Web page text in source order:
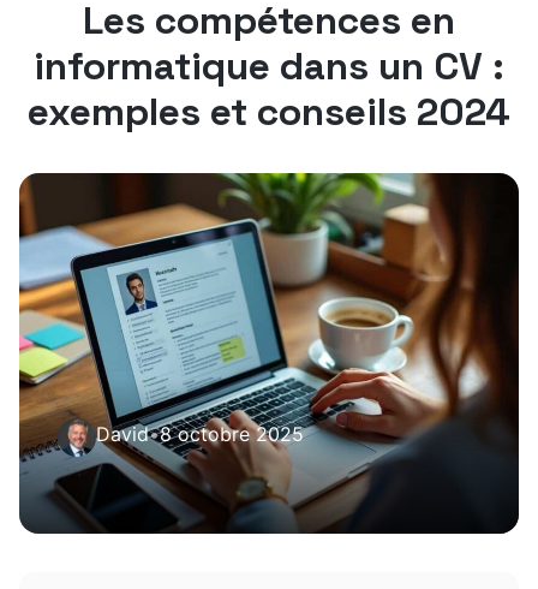
Les compétences en
informatique dans un CV :
exemples et conseils 2024
David•8 octobre 2025